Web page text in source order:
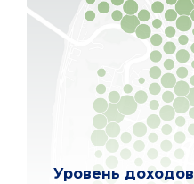
Уровень доходов